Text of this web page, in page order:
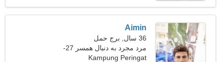
Aimin
36 سال, برج حمل
مرد مجرد به دنبال همسر 27-
33
Kampung Peringat